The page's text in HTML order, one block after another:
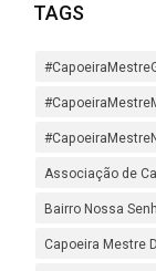
TAGS
Associação de
Bairro Nossa
Capoeira Mestre